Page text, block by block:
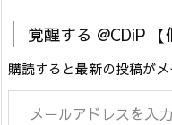
覚醒する @CDiP
購読すると最新の投稿がメ
メールアドレスを入力...